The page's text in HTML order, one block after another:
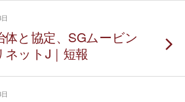
体と協定、SGムービン
ネットJ｜短報